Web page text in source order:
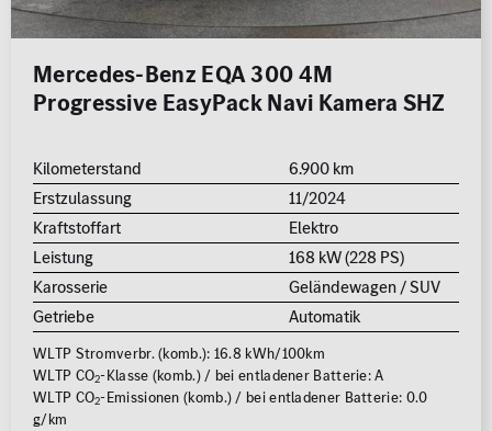
ALLE ALLE
Erstzulassung
2008 2026
Kilometer
0 km
250.000
Mercedes-Benz EQA 300 4M
Progressive EasyPack Navi Kamera SHZ
Kilometerstand
6.900 km
Erstzulassung
11/2024
Kraftstoffart
Elektro
Leistung
168 kW (228 PS)
Karosserie
Geländewagen / SUV
Getriebe
Automatik
WLTP Stromverbr. (komb.): 16.8 kWh/100km
WLTP CO2-Klasse (komb.) / bei entladener Batterie: A
WLTP CO2-Emissionen (komb.) / bei entladener Batterie: 0.0
g/km